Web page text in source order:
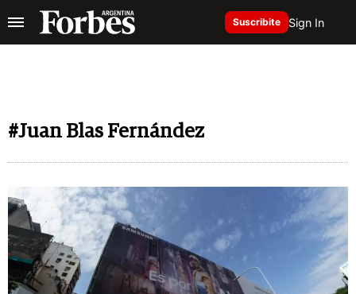
Suscribite Sign In
#Juan Blas Fernández